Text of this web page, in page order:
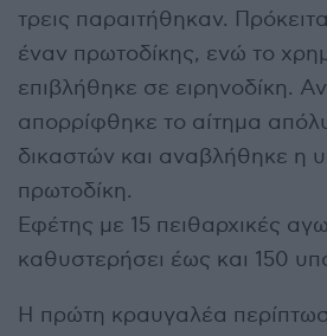
τρεις παραιτήθηκαν.
έναν πρωτοδίκης, ενώ το
επιβλήθηκε σε ειρηνοδίκη.
απορρίφθηκε το αίτημα
δικαστών και αναβλήθηκε η
πρωτοδίκη.
Εφέτης με 15 πειθαρχικές
καθυστερήσει έως και 150
Η πρώτη κραυγαλέα